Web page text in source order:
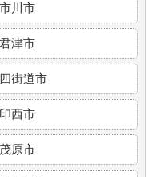
市川市
君津市
四街道市
印西市
茂原市